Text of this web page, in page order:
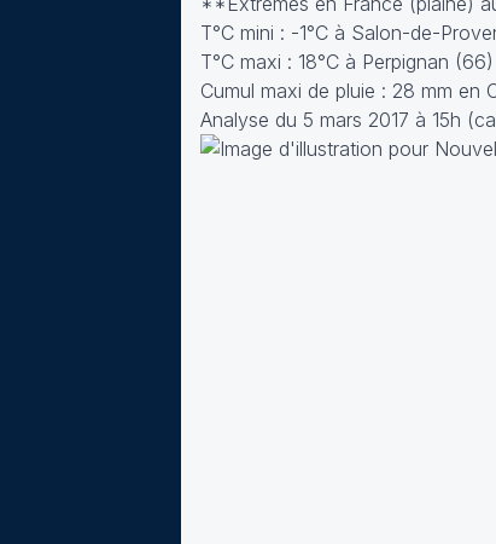
T°C mini : -1°C à Salon-de-
T°C maxi : 18°C à Perpignan (66)
Cumul maxi de pluie : 28 mm en
Analyse du 5 mars 2017 à 15h